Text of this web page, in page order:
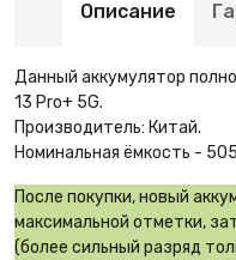
Описание
Данный аккумулятор
13 Pro+ 5G.
Производитель: Китай.
Номинальная ёмкость -
После покупки, новый
максимальной отметки,
(более сильный разряд